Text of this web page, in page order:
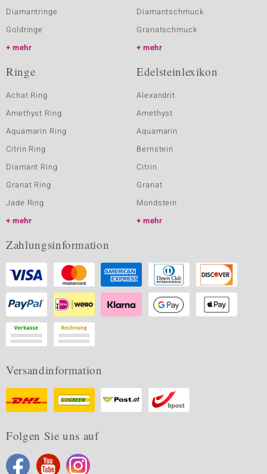
Diamantringe
Goldringe
mehr
Diamantschmuck
Granatschmuck
mehr
Ringe
Achat Ring
Amethyst Ring
Aquamarin Ring
Citrin Ring
Diamant Ring
Granat Ring
Jade Ring
mehr
Edelsteinlexikon
Alexandrit
Amethyst
Aquamarin
Bernstein
Citrin
Granat
Mondstein
mehr
Zahlungsinformation
Versandinformation
Folgen Sie uns auf